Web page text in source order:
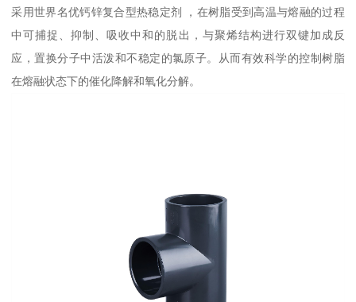
采用世界名优钙锌复合型热稳定剂 ，在树脂受到高温与熔融的过程
中可捕捉、抑制、吸收中和的脱出，与聚烯结构进行双键加成反
应，置换分子中活泼和不稳定的氯原子。从而有效科学的控制树脂
在熔融状态下的催化降解和氧化分解。